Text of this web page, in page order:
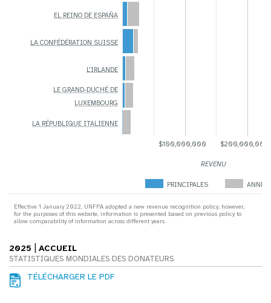
PRINCIPALES
$100,000,000 $200,000,000
EL REINO DE ESPAÑA
LA CONFÉDÉRATION SUISSE
L'IRLANDE
LE GRAND-DUCHÉ DE
LUXEMBOURG
LA RÉPUBLIQUE ITALIENNE
REVENU
Effective 1 January 2022, UNFPA adopted a new revenue recognition policy; however,
for the purposes of this website, information is presented based on previous policy to
allow comparability of information across different years.
2025 ACCUEIL
STATISTIQUES MONDIALES DES DONATEURS
TÉLÉCHARGER LE PDF